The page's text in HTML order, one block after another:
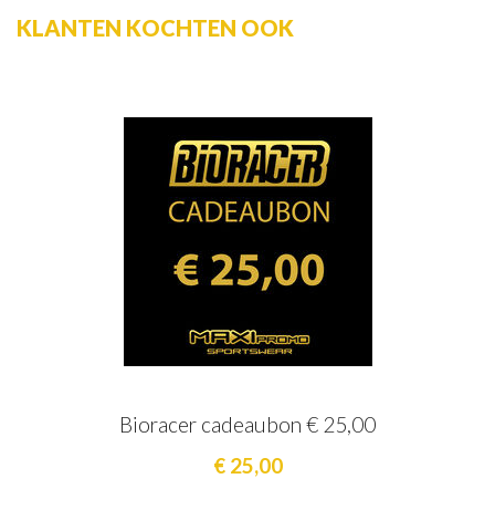
KLANTEN KOCHTEN OOK
Bioracer cadeaubon € 25,00
€ 25,00